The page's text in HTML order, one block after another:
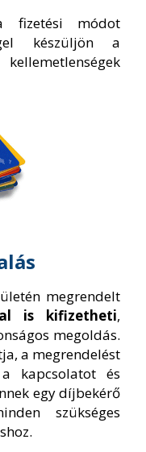
fizetési módot
készüljön a
megrendelt
is kifizetheti,
megoldás.
a megrendelést
kapcsolatot és
egy díjbekérő
szükséges